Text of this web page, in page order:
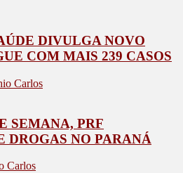
DIVULGA NOVO
COM MAIS 239 CASOS
Carlos
SEMANA, PRF
DROGAS NO PARANÁ
Carlos